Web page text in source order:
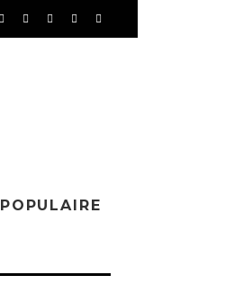
POPULAIRE